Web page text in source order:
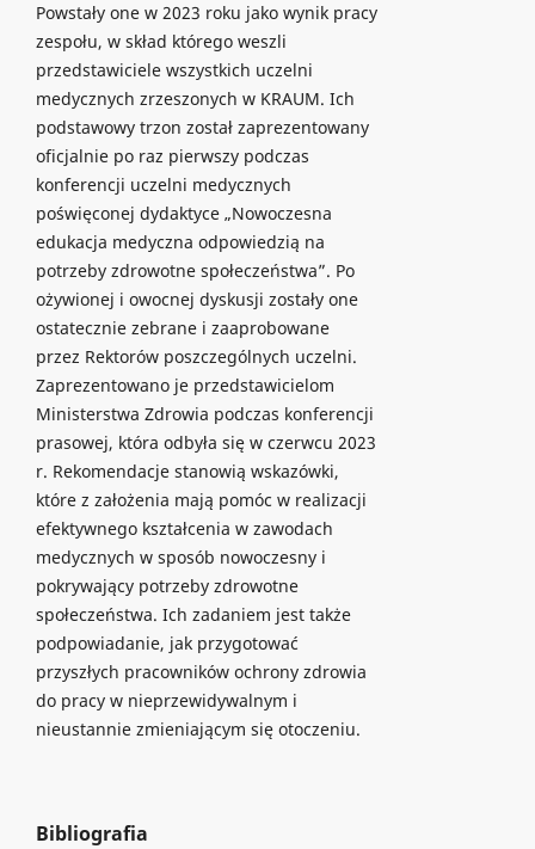
Powstały one w 2023 roku jako wynik pracy
zespołu, w skład którego weszli
przedstawiciele wszystkich uczelni
medycznych zrzeszonych w KRAUM. Ich
podstawowy trzon został zaprezentowany
oficjalnie po raz pierwszy podczas
konferencji uczelni medycznych
poświęconej dydaktyce „Nowoczesna
edukacja medyczna odpowiedzią na
potrzeby zdrowotne społeczeństwa”. Po
ożywionej i owocnej dyskusji zostały one
ostatecznie zebrane i zaaprobowane
przez Rektorów poszczególnych uczelni.
Zaprezentowano je przedstawicielom
Ministerstwa Zdrowia podczas konferencji
prasowej, która odbyła się w czerwcu 2023
r. Rekomendacje stanowią wskazówki,
które z założenia mają pomóc w realizacji
efektywnego kształcenia w zawodach
medycznych w sposób nowoczesny i
pokrywający potrzeby zdrowotne
społeczeństwa. Ich zadaniem jest także
podpowiadanie, jak przygotować
przyszłych pracowników ochrony zdrowia
do pracy w nieprzewidywalnym i
nieustannie zmieniającym się otoczeniu.
Bibliografia